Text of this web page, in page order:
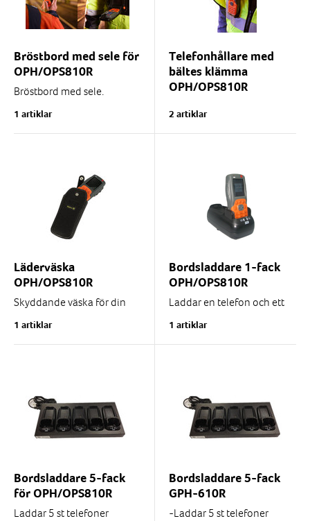
Uppfyller...
Bröstbord med sele för
OPH/OPS810R
Bröstbord med sele.
med låsning i både utfällt
och infällt läge....
1 artiklar
Telefonhållare med
bältes klämma
OPH/OPS810R
grader
Levereras med låsbart fäste
2 artiklar
Läderväska
OPH/OPS810R
Skyddande väska för din
med bältesfäste på
baksidan och rem på
1 artiklar
Bordsladdare 1-fack
OPH/OPS810R
Laddar en telefon och ett
Magnetisk bottenplatta =
glider ej på metallunderlag.
1 artiklar
Bordsladdare 5-fack
för OPH/OPS810R
Laddar 5 st telefoner
Bordsladdare 5-fack
GPH-610R
-Laddar 5 st telefoner